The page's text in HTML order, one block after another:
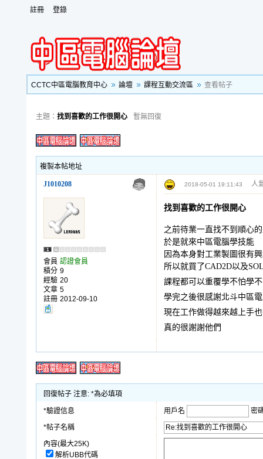
註冊 登錄
CCTC中區電腦教育中心 論壇 課程互動交流區 查看帖子
主題： 找到喜歡的工作很開心 暫無回復
複製本帖地址
J1010208 2018-05-01 19:11:43 人
會員 認證會員
積分 9
經驗 20
文章 5
註冊 2012-09-10
找到喜歡的工作很開心
之前待業一直找不到順心
於是就來中區電腦學技能
因為本身對工業製圖很有
所以就買了CAD2D以及
課程都可以重覆學不怕學
學完之後很感謝北斗中區
現在工作做得越來越上手
真的很謝謝他們
回復帖子 注意: *為必填項
*驗證信息 用戶名
密
*帖子名稱
內容(最大25K)
解析UBB代碼